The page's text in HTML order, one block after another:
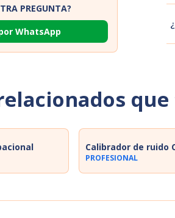
PREGUNTA?
WhatsApp
Calibrador de ruido
PROFESIONAL